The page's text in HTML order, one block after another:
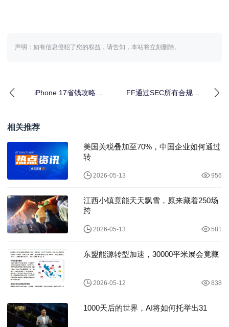
声明：如有信息侵犯了您的权益，请告知，本站将立刻删除。
iPhone 17省钱攻略来
FF通过SEC所有合规项
相关推荐
美国关税叠加至70%，中国企业如何通过
转
2026-05-13 956
江西小镇竟能天天飘雪，原来藏着250场
跨
2026-05-13 581
东盟能源转型加速，30000平米展会竟藏
2026-05-12 838
1000天后的世界，AI将如何托举出31